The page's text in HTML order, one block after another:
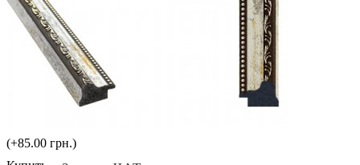
(+85.00 грн.)